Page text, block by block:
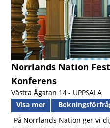
Norrlands Nation
Konferens
Västra Ågatan 14 - UPPSALA
Visa mer
På Norrlands Nation ger vi